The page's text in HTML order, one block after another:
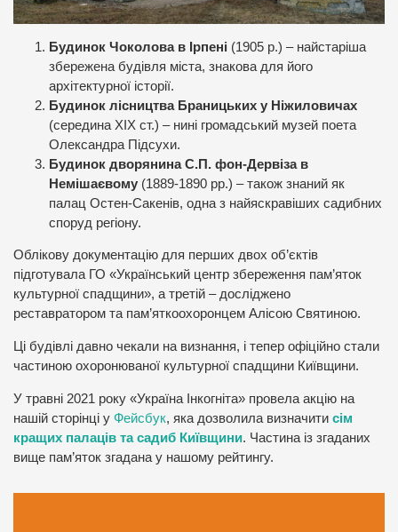
Будинок Чоколова в Ірпені (1905 р.) – найстаріша
збережена будівля міста, знакова для його
архітектурної історії.
Будинок лісництва Браницьких у Ніжиловичах
(середина XIX ст.) – нині громадський музей поета
Олександра Підсухи.
Будинок дворянина С.П. фон-Дервіза в
Немішаєвому (1889-1890 рр.) – також знаний як
палац Остен-Сакенів, одна з найяскравіших садибних
споруд регіону.
Облікову документацію для перших двох об’єктів
підготувала ГО «Український центр збереження пам’яток
культурної спадщини», а третій – досліджено
реставратором та пам’яткоохоронцем Алісою Святиною.
Ці будівлі давно чекали на визнання, і тепер офіційно стали
частиною охоронюваної культурної спадщини Київщини.
У травні 2021 року «Україна Інкогніта» провела акцію на
нашій сторінці у Фейсбук, яка дозволила визначити сім
кращих палаців та садиб Київщини. Частина із згаданих
вище пам’яток згадана у нашому рейтингу.